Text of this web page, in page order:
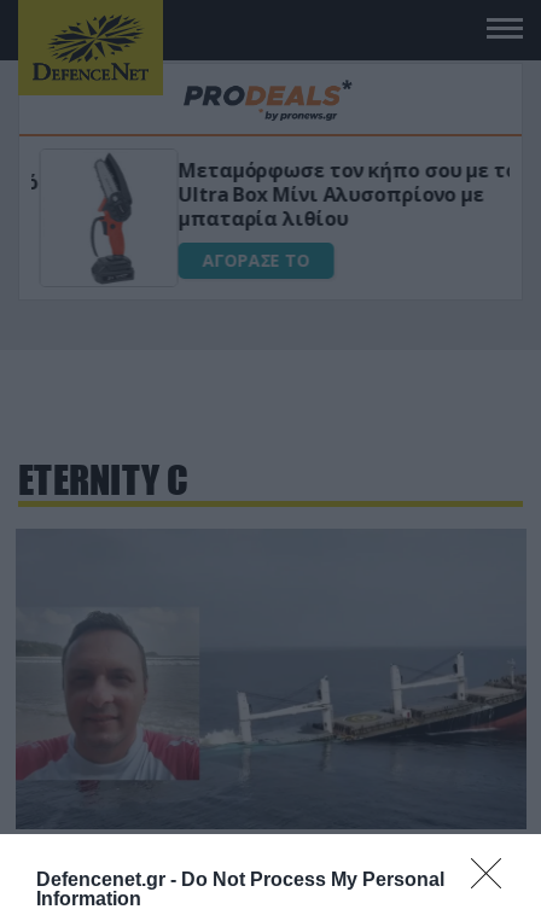
Defencenet.gr - Do Not Process My Personal
Information
Μεταμόρφωσε τον κήπο σου με το
Ultra Box Μίνι Αλυσοπρίονο με
μπαταρία λιθίου
ΑΓΟΡΑΣΕ ΤΟ
ETERNITY C
11.07.2025 | 21:33
Eternity C: Αυτός είναι ο Έλληνας φρουρός